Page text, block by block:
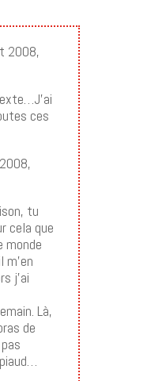
2008,
ces
tu
cela que
monde
m’en
j’ai
Là,
de